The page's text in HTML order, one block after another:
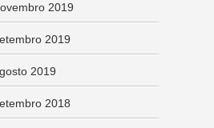
2019
2019
2019
2018